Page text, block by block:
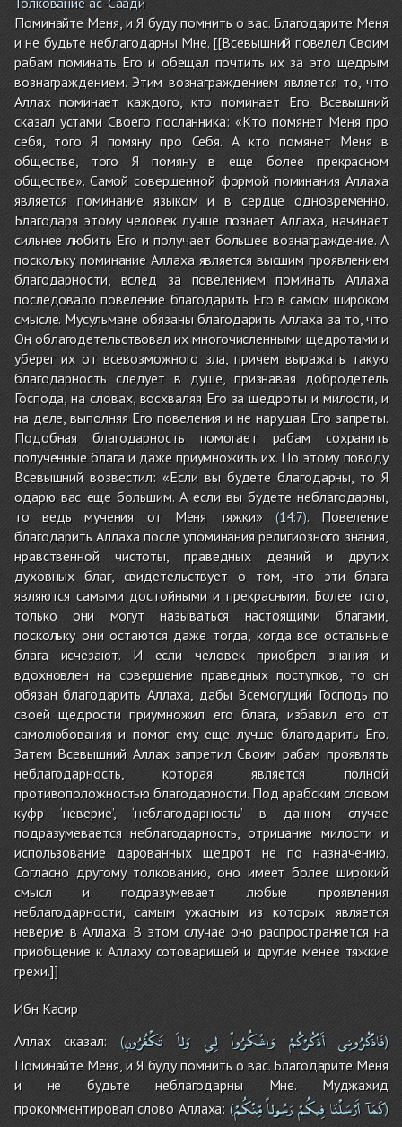
Поминайте Меня, и Я буду помнить о вас. Благодарите Меня
и не будьте неблагодарны Мне. [[Всевышний повелел Своим
рабам поминать Его и обещал почтить их за это щедрым
вознаграждением. Этим вознаграждением является то, что
Аллах поминает каждого, кто поминает Его. Всевышний
сказал устами Своего посланника: «Кто помянет Меня про
себя, того Я помяну про Себя. А кто помянет Меня в
обществе, того Я помяну в еще более прекрасном
обществе». Самой совершенной формой поминания Аллаха
является поминание языком и в сердце одновременно.
Благодаря этому человек лучше познает Аллаха, начинает
сильнее любить Его и получает большее вознаграждение. А
поскольку поминание Аллаха является высшим проявлением
благодарности, вслед за повелением поминать Аллаха
последовало повеление благодарить Его в самом широком
смысле. Мусульмане обязаны благодарить Аллаха за то, что
Он облагодетельствовал их многочисленными щедротами и
уберег их от всевозможного зла, причем выражать такую
благодарность следует в душе, признавая добродетель
Господа, на словах, восхваляя Его за щедроты и милости, и
на деле, выполняя Его повеления и не нарушая Его запреты.
Подобная благодарность помогает рабам сохранить
полученные блага и даже приумножить их. По этому поводу
Всевышний возвестил: «Если вы будете благодарны, то Я
одарю вас еще большим. А если вы будете неблагодарны,
то ведь мучения от Меня тяжки»(14:7). Повеление
благодарить Аллаха после упоминания религиозного знания,
нравственной чистоты, праведных деяний и других
духовных благ, свидетельствует о том, что эти блага
являются самыми достойными и прекрасными. Более того,
только они могут называться настоящими благами,
поскольку они остаются даже тогда, когда все остальные
блага исчезают. И если человек приобрел знания и
вдохновлен на совершение праведных поступков, то он
обязан благодарить Аллаха, дабы Всемогущий Господь по
своей щедрости приумножил его блага, избавил его от
самолюбования и помог ему еще лучше благодарить Его.
Затем Всевышний Аллах запретил Своим рабам проявлять
неблагодарность, которая является полной
противоположностью благодарности. Под арабским словом
куфр ‘неверие’, ‘неблагодарность’ в данном случае
подразумевается неблагодарность, отрицание милости и
использование дарованных щедрот не по назначению.
Согласно другому толкованию, оно имеет более широкий
смысл и подразумевает любые проявления
неблагодарности, самым ужасным из которых является
неверие в Аллаха. В этом случае оно распространяется на
приобщение к Аллаху сотоварищей и другие менее тяжкие
грехи.]]
Ибн Касир
Аллах сказал: ( فَاذْكُرُونِى أَذْكُرْكُمْ وَاشْكُرُواْ لِي وَلاَ تَكْفُرُونِ )
Поминайте Меня, и Я буду помнить о вас. Благодарите Меня
и не будьте неблагодарны Мне. Муджахид
прокомментировал слово Аллаха: ( كَمَآأَرْسَلْنَافِيكُمْرَسُولاًمِّنْكُمْ )